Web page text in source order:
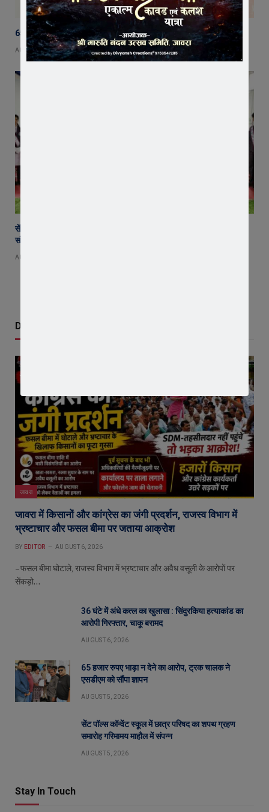
65 हजार रुपए भाड़ा न देने का आरोप, ट्रक चालक ने एसडीएम को सौंपा ज्ञापन
AUGUST 5, 2026
सेंट पॉल्स कॉन्वेंट स्कूल में छात्र परिषद का शपथ ग्रहण समारोह गरिमामय माहौल में
संपन्न
AUGUST 5, 2026
Don't Miss
जावरा
जावरा में किसानों और कांग्रेस का जंगी प्रदर्शन, राजस्व विभाग में
भ्रष्टाचार और फसल बीमा पर जताया आक्रोश
BY EDITOR AUGUST 6, 2026
– फसल बीमा घोटाले, राजस्व विभाग में भ्रष्टाचार और अवैध वसूली के आरोपों पर
सेंकड़ो…
36 घंटे में अंधे कत्ल का खुलासा : सिंदुरकिया हत्याकांड का
आरोपी गिरफ्तार, चाकू बरामद
AUGUST 6, 2026
65 हजार रुपए भाड़ा न देने का आरोप, ट्रक चालक ने
एसडीएम को सौंपा ज्ञापन
AUGUST 5, 2026
सेंट पॉल्स कॉन्वेंट स्कूल में छात्र परिषद का शपथ ग्रहण
समारोह गरिमामय माहौल में संपन्न
AUGUST 5, 2026
Stay In Touch